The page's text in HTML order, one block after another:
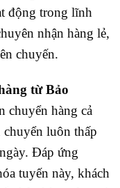
động trong lĩnh
nhận hàng lẻ,
chuyến.
từ Bảo
chuyển hàng cả
luôn thấp
Đáp ứng
tuyến này, khách